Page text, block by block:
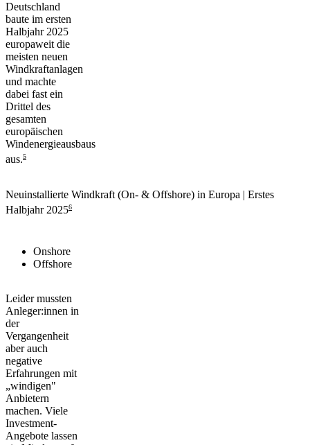
Deutschland
baute im ersten
Halbjahr 2025
europaweit die
meisten neuen
Windkraftanlagen
und machte
dabei fast ein
Drittel des
gesamten
europäischen
Windenergieausbaus
aus.5
Neuinstallierte Windkraft (On- & Offshore) in Europa | Erstes
Halbjahr 20256
Onshore
Offshore
Leider mussten
Anleger:innen in
der
Vergangenheit
aber auch
negative
Erfahrungen mit
„windigen"
Anbietern
machen. Viele
Investment-
Angebote lassen